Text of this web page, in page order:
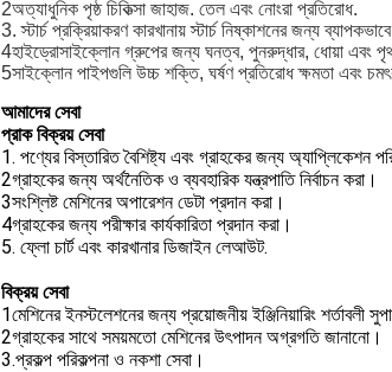
2অত্যাধুনিক পৃষ্ঠ চিকিত্সা জাহাজ. তেল এবং নোংরা প্রতিরোধ.
3. স্টার্চ প্রক্রিয়াকরণ কারখানায় স্টার্চ নিষ্কাশনের জন্য
4হাইড্রোসাইক্লোন গ্রুপের জন্য ঘনত্ব, পুনরুদ্ধার, ধোয়া এবং
5সাইক্লোন পাইপগুলি উচ্চ শক্তি, ঘর্ষণ প্রতিরোধ ক্ষমতা এবং
আমাদের সেবা
প্রাক বিক্রয় সেবা
1. পণ্যের বিস্তারিত বৈশিষ্ট্য এবং গ্রাহকের জন্য অ্যাপ্লিকেশন
2গ্রাহকের জন্য অর্থনৈতিক ও ব্যবহারিক যন্ত্রপাতি নির্বাচন করা।
3সংশ্লিষ্ট মেশিনের অপারেশন ডেটা প্রদান করা।
4গ্রাহকের জন্য পরীক্ষার কার্যকারিতা প্রদান করা।
5. ফ্লো চার্ট এবং কারখানার ডিজাইন লেআউট.
বিক্রয় সেবা
1মেশিনের ইনস্টলেশনের জন্য প্রয়োজনীয় ইঞ্জিনিয়ারিং শর্তাবলী
2গ্রাহকের সাথে সময়মতো মেশিনের উৎপাদন অগ্রগতি জানানো।
3.প্রকল্প পরিকল্পনা ও নকশা সেবা।